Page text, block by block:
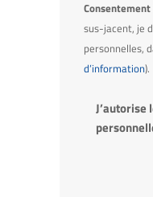
sus-jacent, je
personnelles,
d’information).